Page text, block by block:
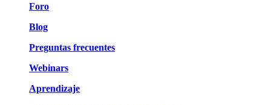
Foro
Blog
Preguntas frecuentes
Webinars
Aprendizaje